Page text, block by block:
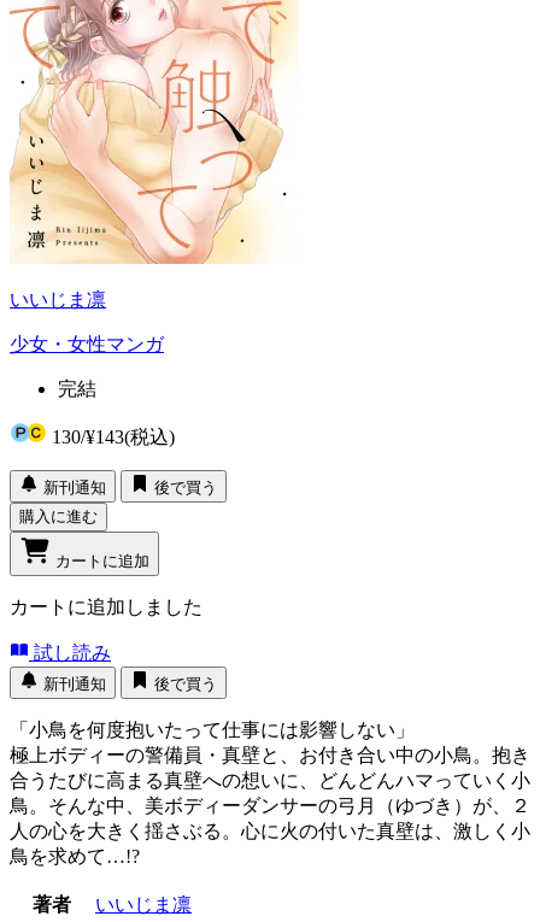
いいじま凛
少女・女性マンガ
完結
130/¥143(税込)
新刊通知
後で買う
購入に進む
カートに追加
カートに追加しました
試し読み
新刊通知 後で買う
「小鳥を何度抱いたって仕事には影響しない」
極上ボディーの警備員・真壁と、お付き合い中の小鳥。抱き
合うたびに高まる真壁への想いに、どんどんハマっていく小
鳥。そんな中、美ボディーダンサーの弓月（ゆづき）が、２
人の心を大きく揺さぶる。心に火の付いた真壁は、激しく小
鳥を求めて…!?
著者
いいじま凛